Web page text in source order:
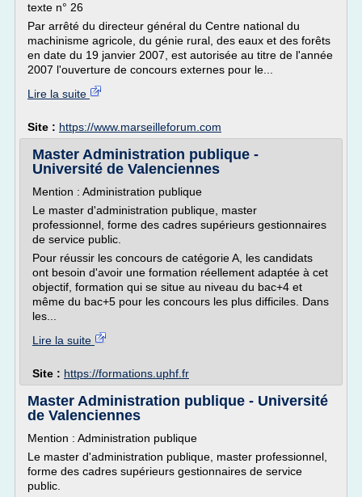
texte n° 26
Par arrêté du directeur général du Centre national du
machinisme agricole, du génie rural, des eaux et des forêts
en date du 19 janvier 2007, est autorisée au titre de l'année
2007 l'ouverture de concours externes pour le...
Lire la suite
Site : https://www.marseilleforum.com
Master Administration publique -
Université de Valenciennes
Mention : Administration publique
Le master d'administration publique, master
professionnel, forme des cadres supérieurs gestionnaires
de service public.
Pour réussir les concours de catégorie A, les candidats
ont besoin d'avoir une formation réellement adaptée à cet
objectif, formation qui se situe au niveau du bac+4 et
même du bac+5 pour les concours les plus difficiles. Dans
les...
Lire la suite
Site : https://formations.uphf.fr
Master Administration publique - Université
de Valenciennes
Mention : Administration publique
Le master d'administration publique, master professionnel,
forme des cadres supérieurs gestionnaires de service
public.